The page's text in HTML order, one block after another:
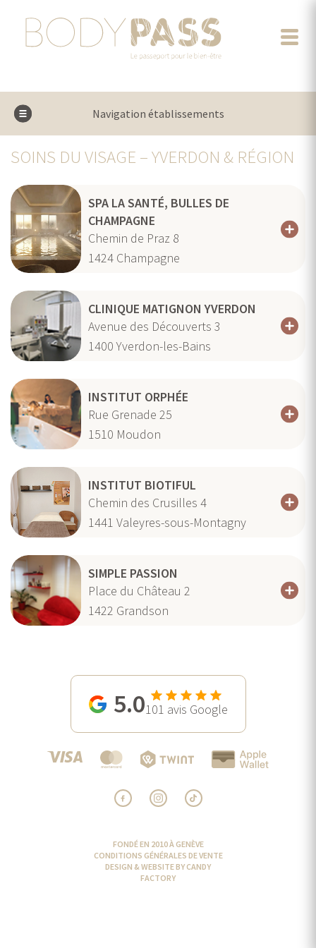
Navigation établissements
SOINS DU VISAGE – YVERDON & RÉGION
SPA LA SANTÉ, BULLES DE
CHAMPAGNE
Chemin de Praz 8
1424 Champagne
CLINIQUE MATIGNON YVERDON
Avenue des Découverts 3
1400 Yverdon-les-Bains
INSTITUT ORPHÉE
Rue Grenade 25
1510 Moudon
INSTITUT BIOTIFUL
Chemin des Crusilles 4
1441 Valeyres-sous-Montagny
SIMPLE PASSION
Place du Château 2
1422 Grandson
5.0101 avis Google
FONDÉ EN 2010 À GENÈVE
CONDITIONS GÉNÉRALES DE VENTE
DESIGN & WEBSITE BY CANDY
FACTORY